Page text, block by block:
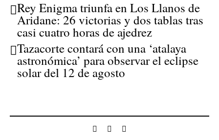
Rey Enigma triunfa en Los Llanos de
Aridane: 26 victorias y dos tablas tras
casi cuatro horas de ajedrez
Tazacorte contará con una ‘atalaya
astronómica’ para observar el eclipse
solar del 12 de agosto